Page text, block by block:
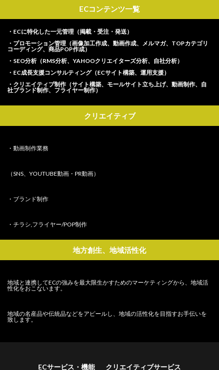
ECコンテンツ一覧
・ECに特化した一元管理（掲載・受注・発送）
・プロモーション管理（画像加工作成、動画作成、メルマガ、TOPカテゴリ
コーディング、商品POP作成）
・SEO分析（RMS分析、YAHOOクリエイターズ分析、自社分析）
・EC成長支援コンサルティング（ECサイト構築、運用支援）
・クリエイティブ制作（サイト構築、モールサイト立ち上げ、動画制作、自
社ブランド制作、フライヤー制作）
クリエイティブ
・動画制作業務
（SNS、YOUTUBE動画・PR動画）
・ブランド制作
・チラシ,フライヤー/POP制作
地方創生、地域活性化
地域と連携してECの強みを最大限生かすためのマーケティングから、地域活
性化をおこないます。
地域の名産品や伝統品などをアピールし、地域の活性化を目指すお手伝いを
致します。
ECサービス・機能 クリエイティブサービス